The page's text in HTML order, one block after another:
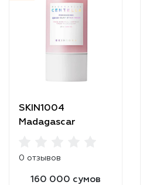
SKIN1004
Madagascar
0 отзывов
160 000 сумов